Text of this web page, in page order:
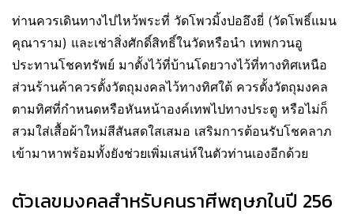
ท่านควรเดินทางไปไหว้พระที่ วัดโพวมิ้งปออึงยี่ (วัดโพธิ์แมน
คุณาราม) และเช่าสิ่งศักดิ์สิทธิ์ในวัดหรือนำ เทพกวนอู
ประทานโชคทรัพย์ มาตั้งไว้ที่บ้านโดยวางไว้ที่ทางทิศเหนือ
ส่วนร้านค้าควรตั้งวัตถุมงคลไว้ทางทิศใต้ ควรตั้งวัตถุมงคล
ตามทิศที่กำหนดหรือหันหน้าองค์เทพไปทางประตู หรือไม่ก็
สวมใส่เสื้อผ้าใหม่สีสันสดใสเสมอ เสริมการต้อนรับโชคลาภ
เข้ามาหาพร้อมทั้งยังช่วยเพิ่มเสน่ห์ในตัวท่านเองอีกด้วย
ตัวเลขมงคลสำหรับคนราศีพฤษภในปี 256